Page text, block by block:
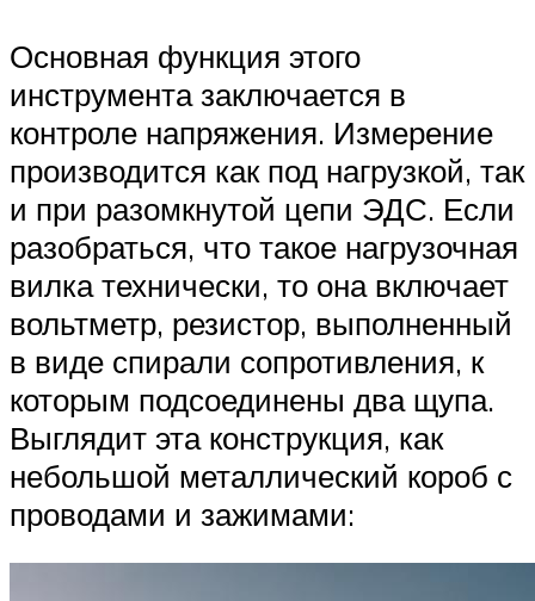
Основная функция этого
инструмента заключается в
контроле напряжения. Измерение
производится как под нагрузкой, так
и при разомкнутой цепи ЭДС. Если
разобраться, что такое нагрузочная
вилка технически, то она включает
вольтметр, резистор, выполненный
в виде спирали сопротивления, к
которым подсоединены два щупа.
Выглядит эта конструкция, как
небольшой металлический короб с
проводами и зажимами: